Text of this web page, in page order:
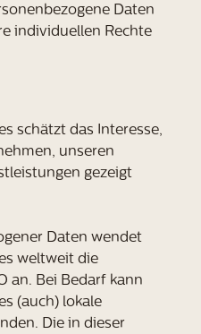
Daten
individuellen Rechte
schätzt das Interesse,
unseren
gezeigt
Daten wendet
weltweit die
an. Bei Bedarf kann
(auch) lokale
Die in dieser